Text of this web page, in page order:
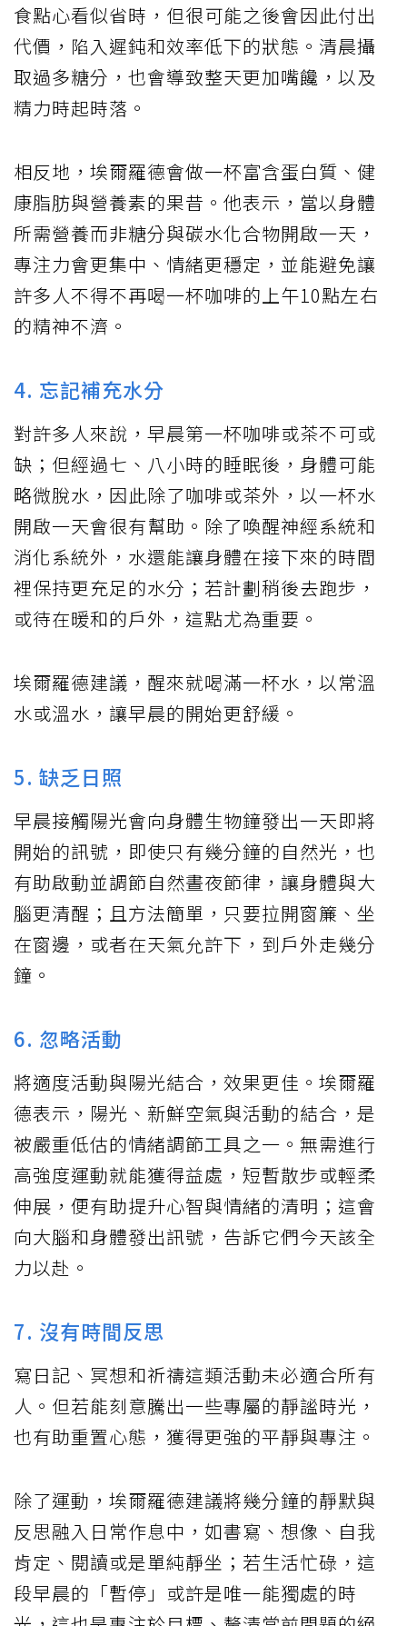
食點心看似省時，但很可能之後會因此付出
代價，陷入遲鈍和效率低下的狀態。清晨攝
取過多糖分，也會導致整天更加嘴饞，以及
精力時起時落。
相反地，埃爾羅德會做一杯富含蛋白質、健
康脂肪與營養素的果昔。他表示，當以身體
所需營養而非糖分與碳水化合物開啟一天，
專注力會更集中、情緒更穩定，並能避免讓
許多人不得不再喝一杯咖啡的上午10點左右
的精神不濟。
4. 忘記補充水分
對許多人來說，早晨第一杯咖啡或茶不可或
缺；但經過七、八小時的睡眠後，身體可能
略微脫水，因此除了咖啡或茶外，以一杯水
開啟一天會很有幫助。除了喚醒神經系統和
消化系統外，水還能讓身體在接下來的時間
裡保持更充足的水分；若計劃稍後去跑步，
或待在暖和的戶外，這點尤為重要。
埃爾羅德建議，醒來就喝滿一杯水，以常溫
水或溫水，讓早晨的開始更舒緩。
5. 缺乏日照
早晨接觸陽光會向身體生物鐘發出一天即將
開始的訊號，即使只有幾分鐘的自然光，也
有助啟動並調節自然晝夜節律，讓身體與大
腦更清醒；且方法簡單，只要拉開窗簾、坐
在窗邊，或者在天氣允許下，到戶外走幾分
鐘。
6. 忽略活動
將適度活動與陽光結合，效果更佳。埃爾羅
德表示，陽光、新鮮空氣與活動的結合，是
被嚴重低估的情緒調節工具之一。無需進行
高強度運動就能獲得益處，短暫散步或輕柔
伸展，便有助提升心智與情緒的清明；這會
向大腦和身體發出訊號，告訴它們今天該全
力以赴。
7. 沒有時間反思
寫日記、冥想和祈禱這類活動未必適合所有
人。但若能刻意騰出一些專屬的靜謐時光，
也有助重置心態，獲得更強的平靜與專注。
除了運動，埃爾羅德建議將幾分鐘的靜默與
反思融入日常作息中，如書寫、想像、自我
肯定、閱讀或是單純靜坐；若生活忙碌，這
段早晨的「暫停」或許是唯一能獨處的時